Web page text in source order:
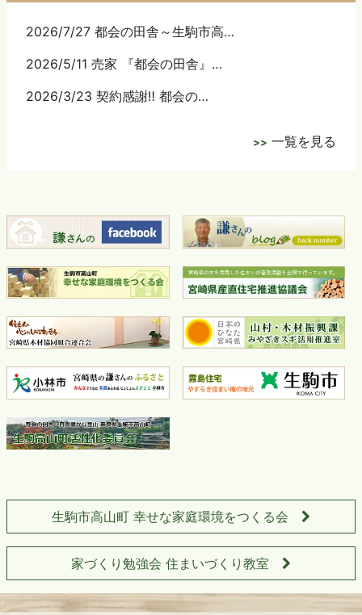
2026/7/27 都会の田舎～生駒市高…
2026/5/11 売家 『都会の田舎』…
2026/3/23 契約感謝‼ 都会の…
一覧を見る
生駒市高山町 幸せな家庭環境をつくる会
家づくり勉強会 住まいづくり教室